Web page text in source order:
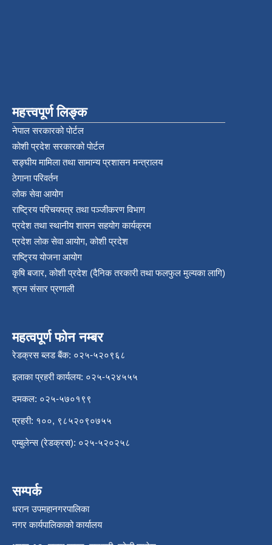
महत्त्वपूर्ण लिङ्क
नेपाल सरकारको पोर्टल
कोशी प्रदेश सरकारको पोर्टल
सङ्‍घीय मामिला तथा सामान्य प्रशासन मन्त्रालय
ठेगाना परिवर्तन
लोक सेवा आयोग
राष्ट्रिय परिचयपत्र तथा पञ्‍जीकरण विभाग
प्रदेश तथा स्थानीय शासन सहयोग कार्यक्रम
प्रदेश लोक सेवा आयोग, कोशी प्रदेश
राष्ट्रिय योजना आयोग
कृषि बजार, कोशी प्रदेश (दैनिक तरकारी तथा फलफुल मुल्यका लागि)
श्रम संसार प्रणाली
महत्वपूर्ण फोन नम्बर
रेडक्रस ब्लड बैंक: ०२५-५२०९६८
इलाका प्रहरी कार्यलय: ०२५-५२४५५५
दमकल: ०२५-५७०१९९
प्रहरी: १००, ९८५२०९०७५५
एम्बुलेन्स (रेडक्रस): ०२५-५२०२५८
सम्पर्क
धरान उपमहानगरपालिका
नगर कार्यपालिकाको कार्यालय